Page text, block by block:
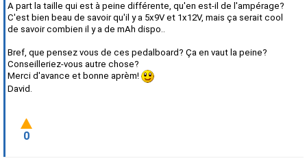
A part la taille qui est à peine différente, qu'en est-il de l'ampérage?
C'est bien beau de savoir qu'il y a 5x9V et 1x12V, mais ça serait cool
de savoir combien il y a de mAh dispo..
Bref, que pensez vous de ces pedalboard? Ça en vaut la peine?
Conseilleriez-vous autre chose?
Merci d'avance et bonne aprèm!
David.
0